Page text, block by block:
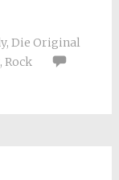
, Die Original
, Rock